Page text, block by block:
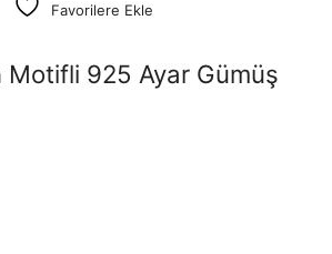
Favorilere Ekle
Motifli 925 Ayar Gümüş